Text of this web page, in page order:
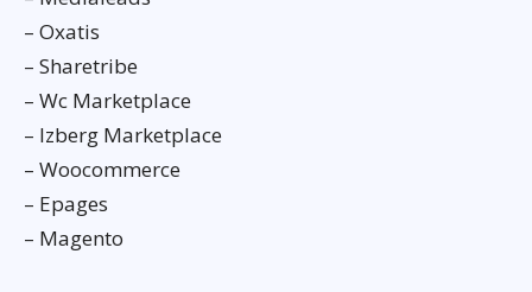
– Oxatis
– Sharetribe
– Wc Marketplace
– Izberg Marketplace
– Woocommerce
– Epages
– Magento